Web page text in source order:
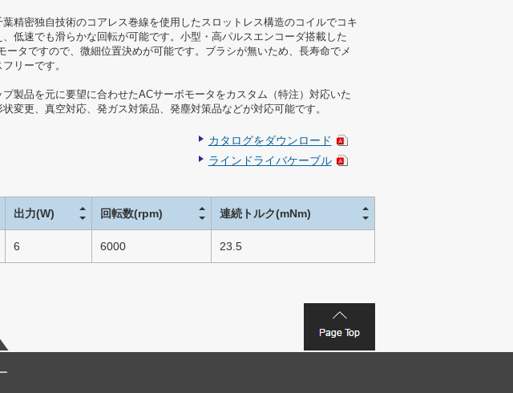
葉精密独自技術のコアレス巻線を使用したスロットレス構造のコイルでコキ
、低速でも滑らかな回転が可能です。小型・高パルスエンコーダ搭載した
ータですので、微細位置決めが可能です。ブラシが無いため、長寿命でメ
リーです。
プ製品を元に要望に合わせたACサーボモータをカスタム（特注）対応いた
状変更、真空対応、発ガス対策品、発塵対策品などが対応可能です。
カタログをダウンロード
ラインドライバケーブル
出力(W) 回転数(rpm) 連続トルク(mNm)
6 6000 23.5